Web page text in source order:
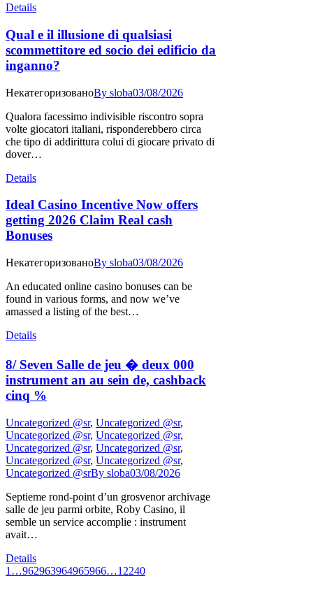
Details
Qual e il illusione di qualsiasi
scommettitore ed socio dei edificio da
inganno?
НекатегоризованоBy sloba03/08/2026
Qualora facessimo indivisible riscontro sopra
volte giocatori italiani, risponderebbero circa
che tipo di addirittura colui di giocare privato di
dover…
Details
Ideal Casino Incentive Now offers
getting 2026 Claim Real cash
Bonuses
НекатегоризованоBy sloba03/08/2026
An educated online casino bonuses can be
found in various forms, and now we’ve
amassed a listing of the best…
Details
8/ Seven Salle de jeu � deux 000
instrument an au sein de, cashback
cinq %
Uncategorized @sr, Uncategorized @sr,
Uncategorized @sr, Uncategorized @sr,
Uncategorized @sr, Uncategorized @sr,
Uncategorized @sr, Uncategorized @sr,
Uncategorized @srBy sloba03/08/2026
Septieme rond-point d’un grosvenor archivage
salle de jeu parmi orbite, Roby Casino, il
semble un service accomplie : instrument
avait…
Details
1 …962963964965966…12240